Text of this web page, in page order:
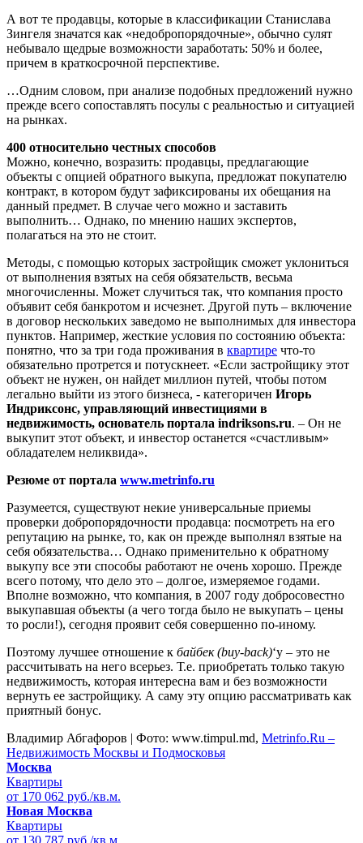
А вот те продавцы, которые в классификации Станислава
Зингеля значатся как «недобропорядочные», обычно сулят
небывало щедрые возможности заработать: 50% и более,
причем в краткосрочной перспективе.
…Одним словом, при анализе подобных предложений нужно
прежде всего сопоставлять посулы с реальностью и ситуацией
на рынках.
400 относительно честных способов
Можно, конечно, возразить: продавцы, предлагающие
объекты с опцией обратного выкупа, предложат покупателю
контракт, в котором будут зафиксированы их обещания на
данный предмет. В случае чего можно и заставить
выполнить… Однако, по мнению наших экспертов,
полагаться на это не стоит.
Методы, с помощью которых застройщик сможет уклониться
от выполнения взятых на себя обязательств, весьма
многочисленны. Может случиться так, что компания просто
объявит себя банкротом и исчезнет. Другой путь – включение
в договор нескольких заведомо не выполнимых для инвестора
пунктов. Например, жесткие условия по состоянию объекта:
понятно, что за три года проживания в квартире что-то
обязательно протрется и потускнеет. «Если застройщику этот
объект не нужен, он найдет миллион путей, чтобы потом
легально выйти из этого бизнеса, - категоричен Игорь
Индриксонс, управляющий инвестициями в
недвижимость, основатель портала indriksons.ru. – Он не
выкупит этот объект, и инвестор останется «счастливым»
обладателем неликвида».
Резюме от портала www.metrinfo.ru
Разумеется, существуют некие универсальные приемы
проверки добропорядочности продавца: посмотреть на его
репутацию на рынке, то, как он прежде выполнял взятые на
себя обязательства… Однако применительно к обратному
выкупу все эти способы работают не очень хорошо. Прежде
всего потому, что дело это – долгое, измеряемое годами.
Вполне возможно, что компания, в 2007 году добросовестно
выкупавшая объекты (а чего тогда было не выкупать – цены
то росли!), сегодня проявит себя совершенно по-иному.
Поэтому лучшее отношение к байбек (buy-back)‘у – это не
рассчитывать на него всерьез. Т.е. приобретать только такую
недвижимость, которая интересна вам и без возможности
вернуть ее застройщику. А саму эту опцию рассматривать как
приятный бонус.
Владимир Абгафоров | Фото: www.timpul.md, Metrinfo.Ru –
Недвижимость Москвы и Подмосковья
Москва
Квартиры
от 170 062 руб./кв.м.
Новая Москва
Квартиры
от 130 787 руб./кв.м.